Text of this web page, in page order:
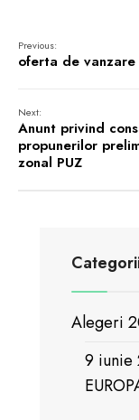
Previous:
oferta de
Next:
Anunt privind
propunerilor
zonal PUZ
Alegeri
9 iunie